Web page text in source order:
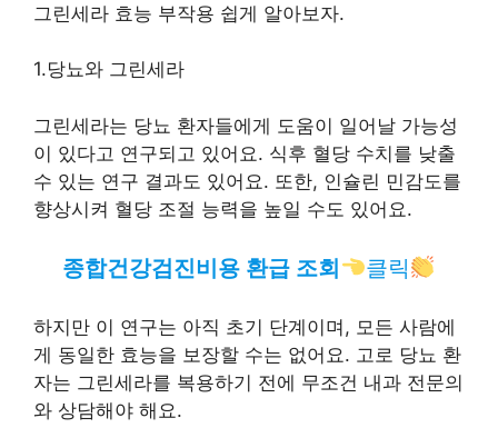
그린세라 효능 부작용 쉽게 알아보자.
1.당뇨와 그린세라
그린세라는 당뇨 환자들에게 도움이 일어날 가능성
이 있다고 연구되고 있어요. 식후 혈당 수치를 낮출
수 있는 연구 결과도 있어요. 또한, 인슐린 민감도를
향상시켜 혈당 조절 능력을 높일 수도 있어요.
종합건강검진비용 환급 조회 클릭
하지만 이 연구는 아직 초기 단계이며, 모든 사람에
게 동일한 효능을 보장할 수는 없어요. 고로 당뇨 환
자는 그린세라를 복용하기 전에 무조건 내과 전문의
와 상담해야 해요.